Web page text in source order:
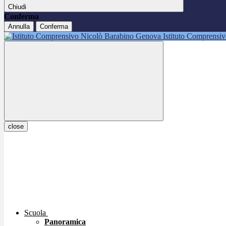
Chiudi
Conferma
Annulla Conferma
Istituto
close
Scuola
Panoramica